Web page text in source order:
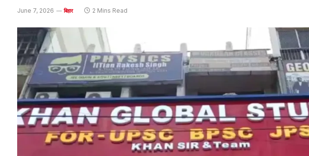
June 7, 2026 बिहार 2 Mins Read